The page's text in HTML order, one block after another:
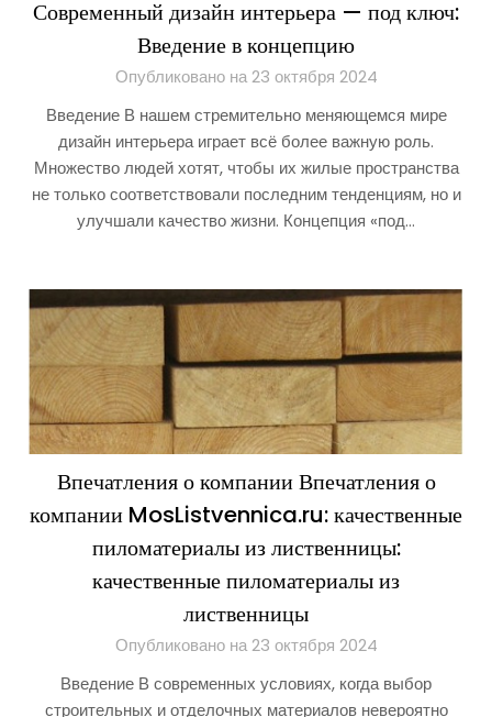
Современный дизайн интерьера — под ключ:
Введение в концепцию
Опубликовано на 23 октября 2024
Введение В нашем стремительно меняющемся мире
дизайн интерьера играет всё более важную роль.
Множество людей хотят, чтобы их жилые пространства
не только соответствовали последним тенденциям, но и
улучшали качество жизни. Концепция «под…
Впечатления о компании Впечатления о
компании MosListvennica.ru: качественные
пиломатериалы из лиственницы:
качественные пиломатериалы из
лиственницы
Опубликовано на 23 октября 2024
Введение В современных условиях, когда выбор
строительных и отделочных материалов невероятно